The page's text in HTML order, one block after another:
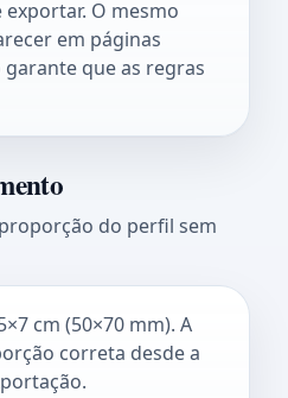
O mesmo
em páginas
que as regras
do perfil sem
cm (50×70 mm). A
correta desde a